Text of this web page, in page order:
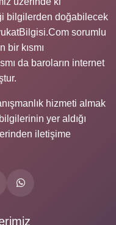
bilgilerden doğabilecek
sorumlu
bir kısmı
da baroların internet
hizmeti almak
yer aldığı
iletişime